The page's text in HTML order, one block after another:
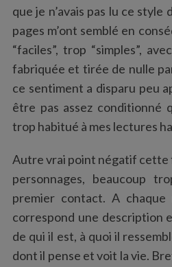
que je n’avais pas lu ce style
pages m’ont semblé en
“faciles”, trop “simples”,
fabriquée et tirée de nulle
ce sentiment a disparu peu
être pas assez conditionné
trop habitué à mes lectures
Autre vrai point négatif cette
personnages, beaucoup
premier contact. A chaque
correspond une description
de qui il est, à quoi il
dont il pense et voit la vie.